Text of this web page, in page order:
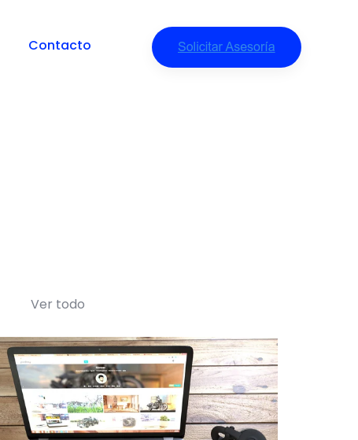
Contacto
- Plog
Ver todo